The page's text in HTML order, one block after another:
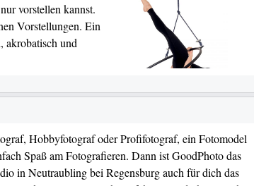
vorstellen kannst.
Vorstellungen. Ein
akrobatisch und
Hobbyfotograf oder Profifotograf, ein Fotomodel
Spaß am Fotografieren. Dann ist GoodPhoto das
in Neutraubling bei Regensburg auch für dich das